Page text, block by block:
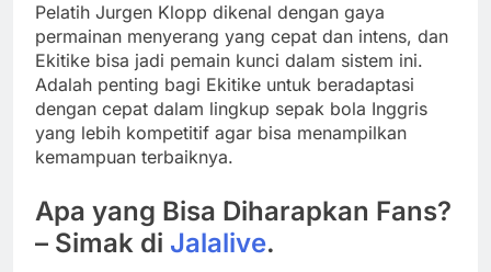
Pelatih Jurgen Klopp dikenal dengan gaya
permainan menyerang yang cepat dan intens, dan
Ekitike bisa jadi pemain kunci dalam sistem ini.
Adalah penting bagi Ekitike untuk beradaptasi
dengan cepat dalam lingkup sepak bola Inggris
yang lebih kompetitif agar bisa menampilkan
kemampuan terbaiknya.
Apa yang Bisa Diharapkan Fans?
– Simak di Jalalive.